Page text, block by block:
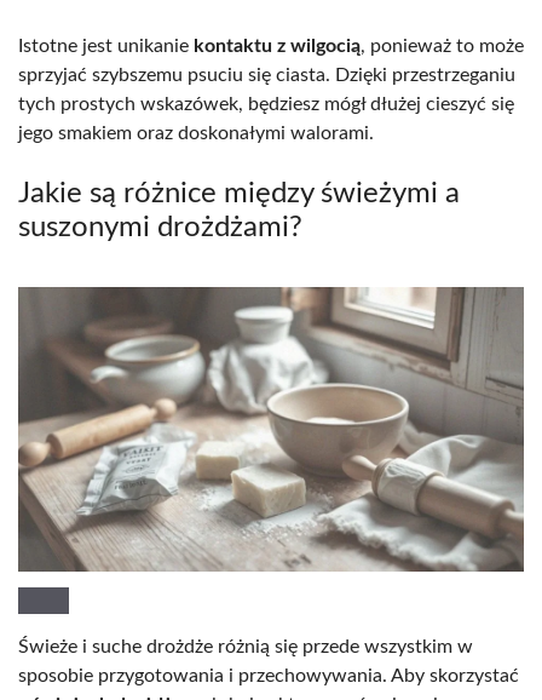
Istotne jest unikanie kontaktu z wilgocią, ponieważ to może
sprzyjać szybszemu psuciu się ciasta. Dzięki przestrzeganiu
tych prostych wskazówek, będziesz mógł dłużej cieszyć się
jego smakiem oraz doskonałymi walorami.
Jakie są różnice między świeżymi a
suszonymi drożdżami?
Świeże i suche drożdże różnią się przede wszystkim w
sposobie przygotowania i przechowywania. Aby skorzystać